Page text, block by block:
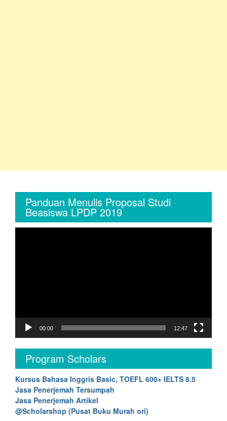
Panduan Menulis Proposal Studi
Beasiswa LPDP 2019
00:00 12:47
Program Scholars
Kursus Bahasa Inggris Basic, TOEFL 600+ IELTS 8.5
Jasa Penerjemah Tersumpah
Jasa Penerjemah Artikel
@Scholarshop (Pusat Buku Murah ori)